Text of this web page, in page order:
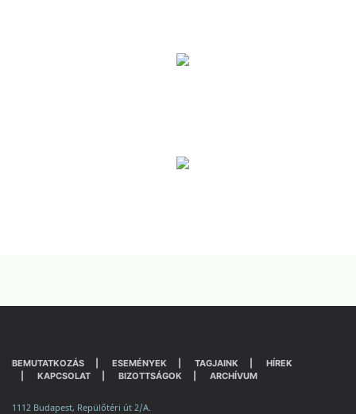
BEMUTATKOZÁS ESEMÉNYEK TAGJAINK
HÍREK
KAPCSOLAT
BIZOTTSÁGOK ARCHÍVUM
1112 Budapest, Repülőtéri út 2/A.